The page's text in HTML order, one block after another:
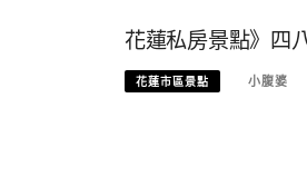
花蓮私房景點》四
花蓮市區景點 小腹婆